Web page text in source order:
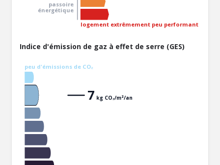
logement extrêmement peu performant
passoire
énergétique
Indice d'émission de gaz à effet de serre (GES)
peu d'émissions de CO₂
7 kg CO₂/m²/an